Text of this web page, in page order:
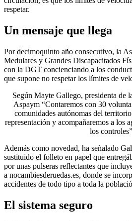
respetar.
Un mensaje que llega
Por decimoquinto año consecutivo, la
Medulares y Grandes Discapacitados
con la DGT concienciando a los
que supone no respetar los límites de
Según Mayte Gallego, presidenta de
Aspaym “Contaremos con 30
comunidades autónomas del
representación y acompañaremos a los
los controles”
Además como novedad, ha señalado
sustituido el folleto en papel que
por unas pulseras reflectantes que
a nocambiesderuedas.es, donde se
accidentes de todo tipo a toda la
El sistema seguro